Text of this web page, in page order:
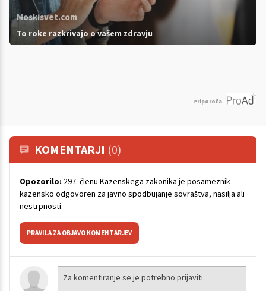
Moskisvet.com
To roke razkrivajo o vašem zdravju
Priporoča
KOMENTARJI (0)
Opozorilo: 297. členu Kazenskega zakonika je posameznik
kazensko odgovoren za javno spodbujanje sovraštva, nasilja ali
nestrpnosti.
PRAVILA ZA OBJAVO KOMENTARJEV